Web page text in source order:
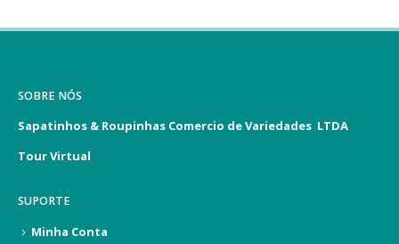
SOBRE NÓS
Sapatinhos & Roupinhas Comercio de Variedades LTDA
Tour Virtual
SUPORTE
Minha Conta